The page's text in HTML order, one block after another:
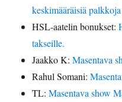
keskimääräisiä palkkoja
HSL-aatelin bonukset:
takseille.
Jaakko K:Masentava
Rahul Somani:
TL:Masentava show